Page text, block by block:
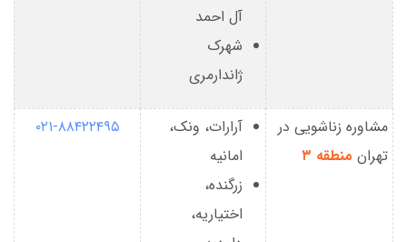
آل احمد
شهرک
ژاندارمری
مشاوره زناشویی در
تهران منطقه ۳
آرارات، ونک،
امانیه
زرگنده،
اختیاریه،
۰۲۱-۸۸۴۲۲۴۹۵